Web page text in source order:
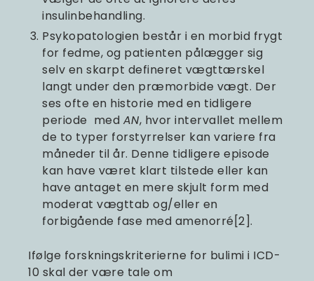
insulinbehandling.
Psykopatologien består i en morbid frygt
for fedme, og patienten pålægger sig
selv en skarpt defineret vægttærskel
langt under den præmorbide vægt. Der
ses ofte en historie med en tidligere
periode med AN, hvor intervallet mellem
de to typer forstyrrelser kan variere fra
måneder til år. Denne tidligere episode
kan have været klart tilstede eller kan
have antaget en mere skjult form med
moderat vægttab og/eller en
forbigående fase med amenorré[2].
Ifølge forskningskriterierne for bulimi i ICD-
10 skal der være tale om